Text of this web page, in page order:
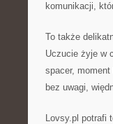
komunikacji,
To także
Uczucie żyje w
spacer,
bez uwagi,
Lovsy.pl potrafi